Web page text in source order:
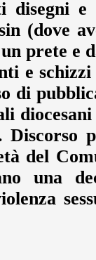
e
(dove
prete e
e
di
Discorso
del
una